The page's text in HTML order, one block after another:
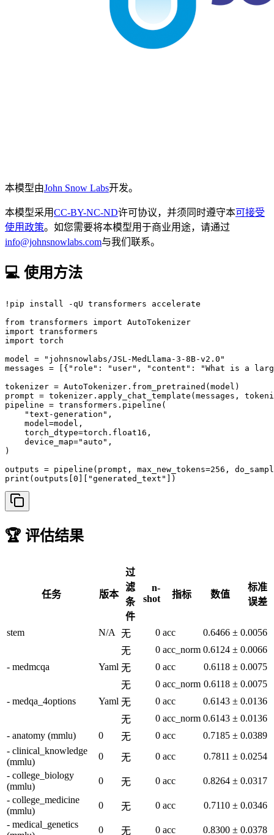
本模型由John Snow Labs开发。
本模型采用CC-BY-NC-ND许可协议，并须同时遵守本可接受
使用政策。如您需要将本模型用于商业用途，请通过
info@johnsnowlabs.com与我们联系。
💻 使用方法
!pip install -qU transformers accelerate
from transformers import AutoTokenizer
import transformers
import torch
model = "johnsnowlabs/JSL-MedLlama-3-8B-v2.0"
messages = [{"role": "user", "content": "What is a
tokenizer = AutoTokenizer.from_pretrained(model)
prompt = tokenizer.apply_chat_template(messages,
pipeline = transformers.pipeline(
    "text-generation",
    model=model,
    torch_dtype=torch.float16,
    device_map="auto",
)
outputs = pipeline(prompt, max_new_tokens=256,
print(outputs[0]["generated_text"])
🏆 评估结果
任务 版本
过
滤
条
件
n-
shot
指标 数值
标准
误差
stem N/A 无 0 acc 0.6466 ± 0.0056
无
0 acc_norm 0.6124 ± 0.0066
- medmcqa
Yaml 无 0 acc 0.6118 ± 0.0075
无
0 acc_norm 0.6118 ± 0.0075
- medqa_4options
Yaml 无 0 acc 0.6143 ± 0.0136
无
0 acc_norm 0.6143 ± 0.0136
- anatomy (mmlu)
0 无 0 acc 0.7185 ± 0.0389
- clinical_knowledge
(mmlu)
0 无 0 acc 0.7811 ± 0.0254
- college_biology
(mmlu)
0 无 0 acc 0.8264 ± 0.0317
- college_medicine
(mmlu)
0 无 0 acc 0.7110 ± 0.0346
- medical_genetics
0 无 0 acc 0.8300 ± 0.0378